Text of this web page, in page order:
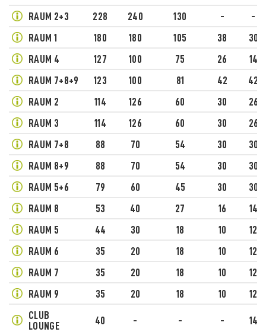
RAUM 2+3
228 240 130 -
-
RAUM 1
180 180 105 38
30
RAUM 4
127 100 75 26
14
RAUM 7+8+9
123 100 81 42
42
RAUM 2
114 126 60 30
26
RAUM 3
114 126 60 30
26
RAUM 7+8
88 70 54 30
30
RAUM 8+9
88 70 54 30
30
RAUM 5+6
79 60 45 30
30
RAUM 8
53 40 27 16
14
RAUM 5
44 30 18 10
12
RAUM 6
35 20 18 10
12
RAUM 7
35 20 18 10
12
RAUM 9
35 20 18 10
12
CLUB
LOUNGE
40 - - - 14